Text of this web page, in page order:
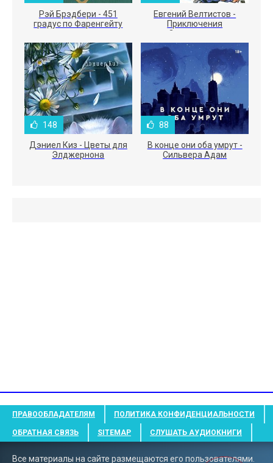
Рэй Брэдбери - 451
градус по Фаренгейту
Евгений Велтистов -
Приключения
Электроника
148
Дэниел Киз - Цветы для
Элджернона
88
В конце они оба умрут -
Сильвера Адам
ПРАВООБЛАДАТЕЛЯМ ПОЛИТИКА КОНФИДЕНЦИАЛЬНОСТИ
ОБРАТНАЯ СВЯЗЬ SITEMAP СЛУШАТЬ АУДИОКНИГИ
Все материалы на сайте размещаются его пользователями.